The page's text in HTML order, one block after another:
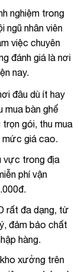
nghiệm trong
ngũ nhân viên
việc chuyên
đánh giá là nơi
nay.
đâu dù ít hay
mua bàn ghế
trọn gói, thu mua
mức giá cao.
vực trong địa
phí vận
rất đa dạng, từ
đảm bảo chất
hàng.
xưởng trên